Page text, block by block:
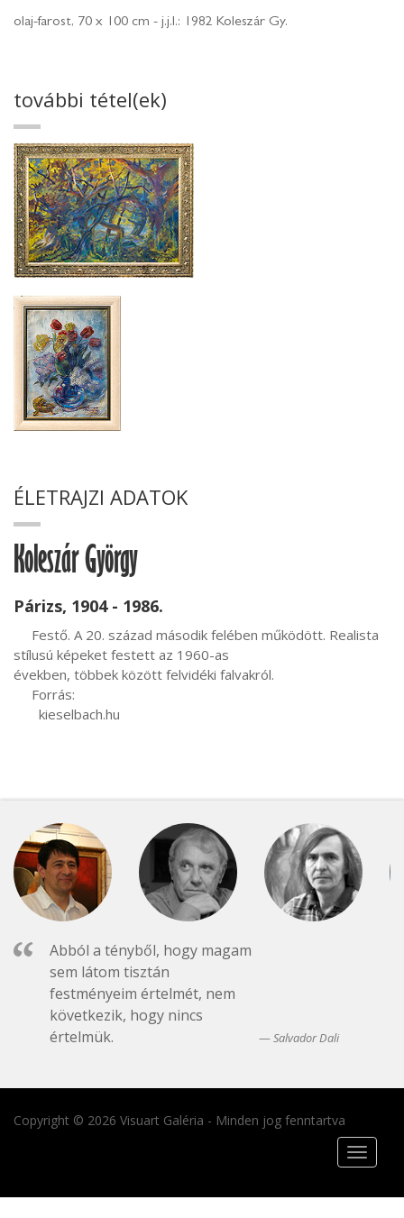
olaj-farost, 70 x 100 cm - j.j.l.: 1982 Koleszár Gy.
további tétel(ek)
ÉLETRAJZI ADATOK
Koleszár György
Párizs, 1904 - 1986.
stílusú képeket festett az 1960-as
években, többek között felvidéki falvakról.
       kieselbach.hu
Abból a tényből, hogy magam
sem látom tisztán
festményeim értelmét, nem
következik, hogy nincs
értelmük.
Salvador Dali
Copyright © 2026 Visuart Galéria - Minden jog fenntartva
Toggle